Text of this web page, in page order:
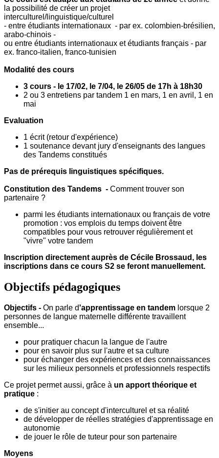
la possibilité de créer un projet
interculturel/linguistique/culturel
- entre étudiants internationaux - par ex. colombien-brésilien,
arabo-chinois -
ou entre étudiants internationaux et étudiants français - par
ex. franco-italien, franco-tunisien
Modalité des cours
3 cours - le 17/02, le 7/04, le 26/05 de 17h à 18h30
2 ou 3 entretiens par tandem 1 en mars, 1 en avril, 1 en
mai
Evaluation
1 écrit (retour d'expérience)
1 soutenance devant jury d'enseignants des langues
des Tandems constitués
Pas de prérequis linguistiques spécifiques.
Constitution des Tandems - Comment trouver son
partenaire ?
parmi les étudiants internationaux ou français de votre
promotion : vos emplois du temps doivent être
compatibles pour vous retrouver régulièrement et
"vivre" votre tandem
Inscription directement auprès de Cécile Brossaud, les
inscriptions dans ce cours S2 se feront manuellement.
Objectifs pédagogiques
Objectifs - On parle d'apprentissage en tandem lorsque 2
personnes de langue maternelle différente travaillent
ensemble...
pour pratiquer chacun la langue de l'autre
pour en savoir plus sur l'autre et sa culture
pour échanger des expériences et des connaissances
sur les milieux personnels et professionnels respectifs
Ce projet permet aussi, grâce à un apport théorique et
pratique :
de s'initier au concept d'interculturel et sa réalité
de développer de réelles stratégies d'apprentissage en
autonomie
de jouer le rôle de tuteur pour son partenaire
Moyens